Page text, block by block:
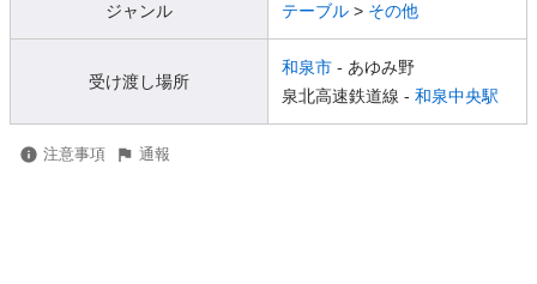
ジャンル テーブル > その他
受け渡し場所
和泉市 - あゆみ野
泉北高速鉄道線 - 和泉中央駅
注意事項 通報